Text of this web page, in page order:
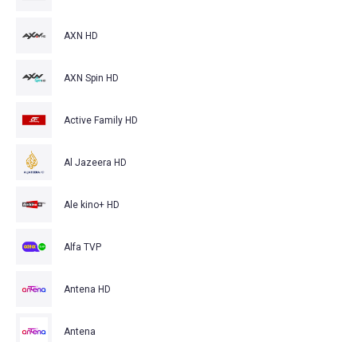
AXN HD
AXN Spin HD
Active Family HD
Al Jazeera HD
Ale kino+ HD
Alfa TVP
Antena HD
Antena